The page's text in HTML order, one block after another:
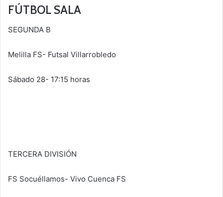
FÚTBOL SALA
SEGUNDA B
Melilla FS- Futsal Villarrobledo
Sábado 28- 17:15 horas
TERCERA DIVISIÓN
FS Socuéllamos- Vivo Cuenca FS